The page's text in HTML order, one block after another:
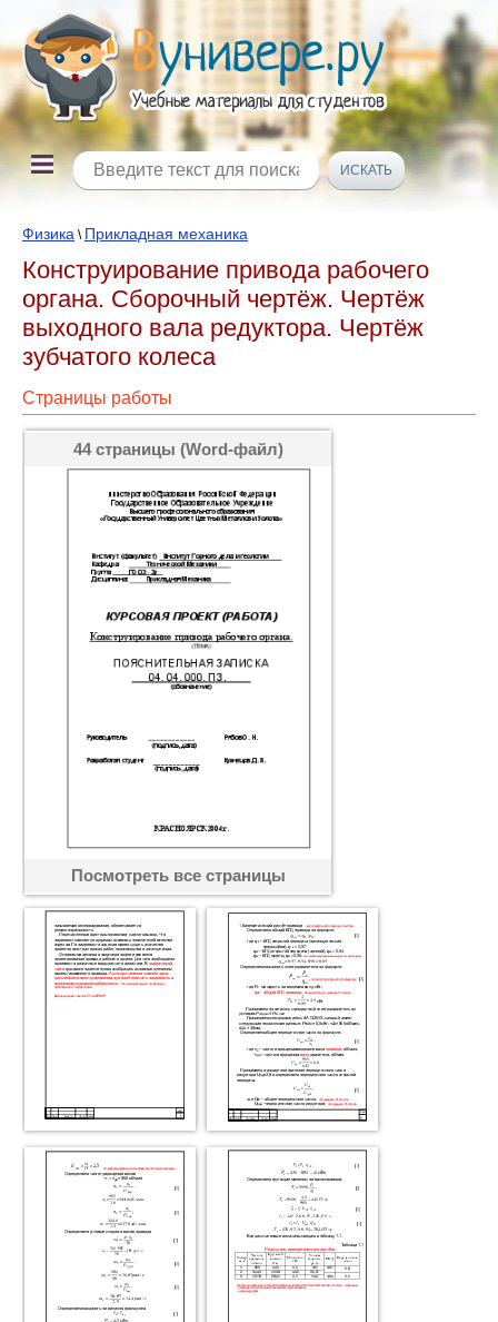
Физика \ Прикладная механика
Конструирование привода рабочего
органа. Сборочный чертёж. Чертёж
выходного вала редуктора. Чертёж
зубчатого колеса
Страницы работы
44 страницы (Word-файл)
Посмотреть все страницы